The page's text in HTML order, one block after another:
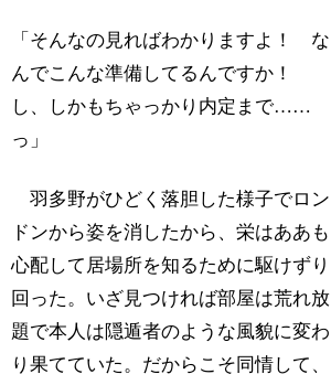
「そんなの見ればわかりますよ！ な
んでこんな準備してるんですか！
し、しかもちゃっかり内定まで……
っ」
羽多野がひどく落胆した様子でロン
ドンから姿を消したから、栄はああも
心配して居場所を知るために駆けずり
回った。いざ見つければ部屋は荒れ放
題で本人は隠遁者のような風貌に変わ
り果てていた。だからこそ同情して、